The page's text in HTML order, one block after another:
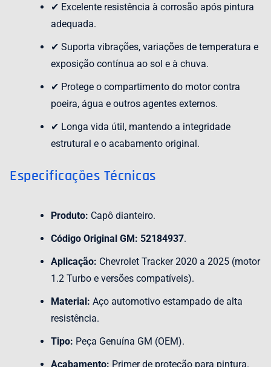
✔ Excelente resistência à corrosão após pintura
adequada.
✔ Suporta vibrações, variações de temperatura e
exposição contínua ao sol e à chuva.
✔ Protege o compartimento do motor contra
poeira, água e outros agentes externos.
✔ Longa vida útil, mantendo a integridade
estrutural e o acabamento original.
Especificações Técnicas
Produto: Capô dianteiro.
Código Original GM: 52184937.
Aplicação: Chevrolet Tracker 2020 a 2025 (motor
1.2 Turbo e versões compatíveis).
Material: Aço automotivo estampado de alta
resistência.
Tipo: Peça Genuína GM (OEM).
Acabamento: Primer de proteção para pintura.